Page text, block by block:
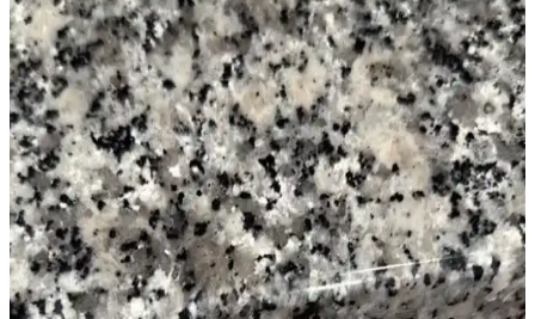
Kiralık banyolarda boya, fayans ve zemin yenileme süreçlerinde
dayanıklılık, estetik ve ev sahibi onayı ön plandadır. Bu rehber,
pratik ve uyumlu dekorasyon önerileri sunar.
Yıpranmış Banyolarda Renk Uyumu ve Mekan
Kullanımı İçin Doğru Boya Seçimi
Yıpranmış banyolarda slate zemin ve vintage detaylarla uyumlu
boya seçimi, sakin tonlar ve vurgu renkleriyle mekanın estetik ve
fonksiyonel dengesini sağlar.
Eski Güvenlik Sisteminden Kalan Fayans
Deliklerinin Çözümü ve Yaratıcı Dekorasyon